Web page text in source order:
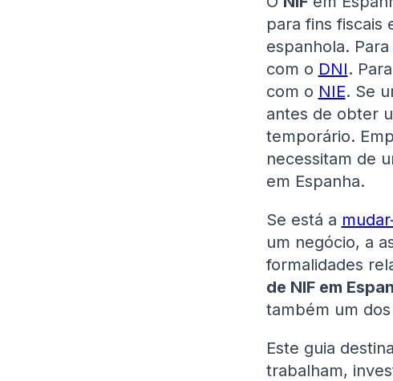
para fins fiscais
espanhola.
com o DNI.
com o NIE. Se
antes de obter
temporário.
necessitam de
em Espanha.
Se está a
um negócio, a
formalidades
de NIF em
também um
Este guia
trabalham,